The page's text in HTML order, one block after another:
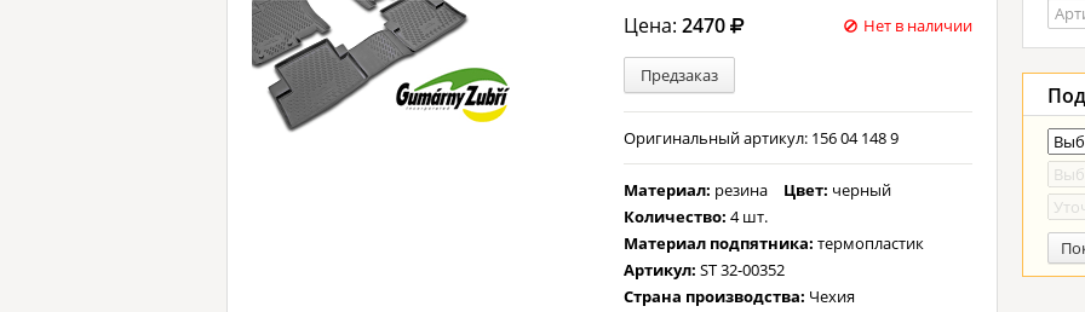
Цена:2470 Нет в наличии
Предзаказ
Оригинальный артикул: 156 04 148 9
Материал: резина Цвет: черный
Количество:4 шт.
Материал подпятника:термопластик
Артикул:ST 32-00352
Страна производства: Чехия